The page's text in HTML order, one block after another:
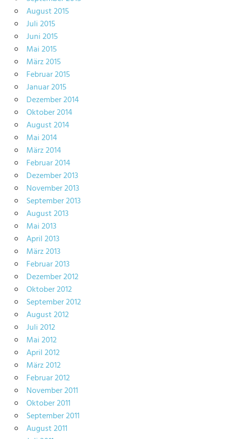
August 2015
Juli 2015
Juni 2015
Mai 2015
März 2015
Februar 2015
Januar 2015
Dezember 2014
Oktober 2014
August 2014
Mai 2014
März 2014
Februar 2014
Dezember 2013
November 2013
September 2013
August 2013
Mai 2013
April 2013
März 2013
Februar 2013
Dezember 2012
Oktober 2012
September 2012
August 2012
Juli 2012
Mai 2012
April 2012
März 2012
Februar 2012
November 2011
Oktober 2011
September 2011
August 2011